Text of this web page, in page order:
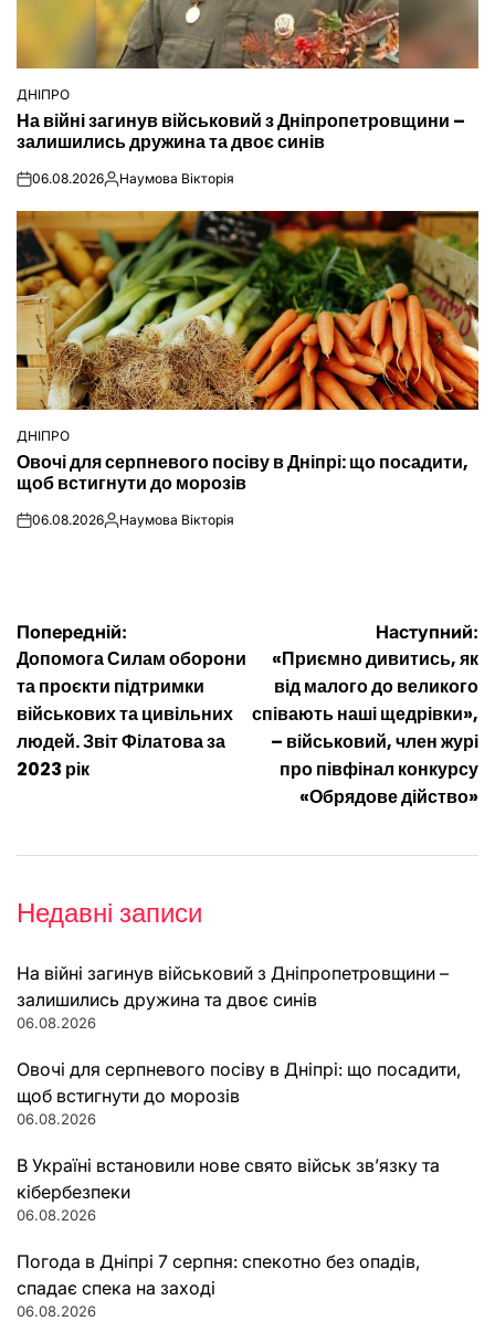
ОПУБЛІКУВАТИ
У
ДНІПРО
На війні загинув військовий з Дніпропетровщини –
залишились дружина та двоє синів
on06.08.2026Опубліковано
Наумова Вікторія
ОПУБЛІКУВАТИ
У
ДНІПРО
Овочі для серпневого посіву в Дніпрі: що посадити,
щоб встигнути до морозів
on06.08.2026Опубліковано
Наумова Вікторія
Навігація
записів
Попередній:
Допомога Силам оборони
та проєкти підтримки
військових та цивільних
людей. Звіт Філатова за
2023 рік
Наступний:
«Приємно дивитись, як
від малого до великого
співають наші щедрівки»,
– військовий, член журі
про півфінал конкурсу
«Обрядове дійство»
Недавні записи
На війні загинув військовий з Дніпропетровщини –
залишились дружина та двоє синів
06.08.2026
Овочі для серпневого посіву в Дніпрі: що посадити,
щоб встигнути до морозів
06.08.2026
В Україні встановили нове свято військ зв’язку та
кібербезпеки
06.08.2026
Погода в Дніпрі 7 серпня: спекотно без опадів,
спадає спека на заході
06.08.2026